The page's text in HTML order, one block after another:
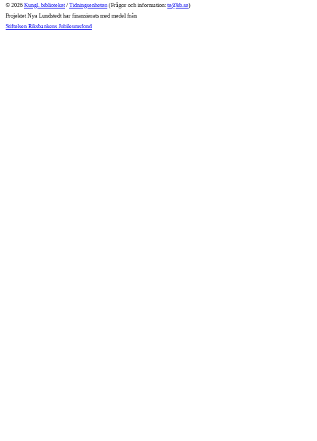
© 2026 Kungl. biblioteket / Tidningsenheten (Frågor och information: te@kb.se)
Projektet Nya Lundstedt har finansierats med medel från
Stiftelsen Riksbankens Jubileumsfond